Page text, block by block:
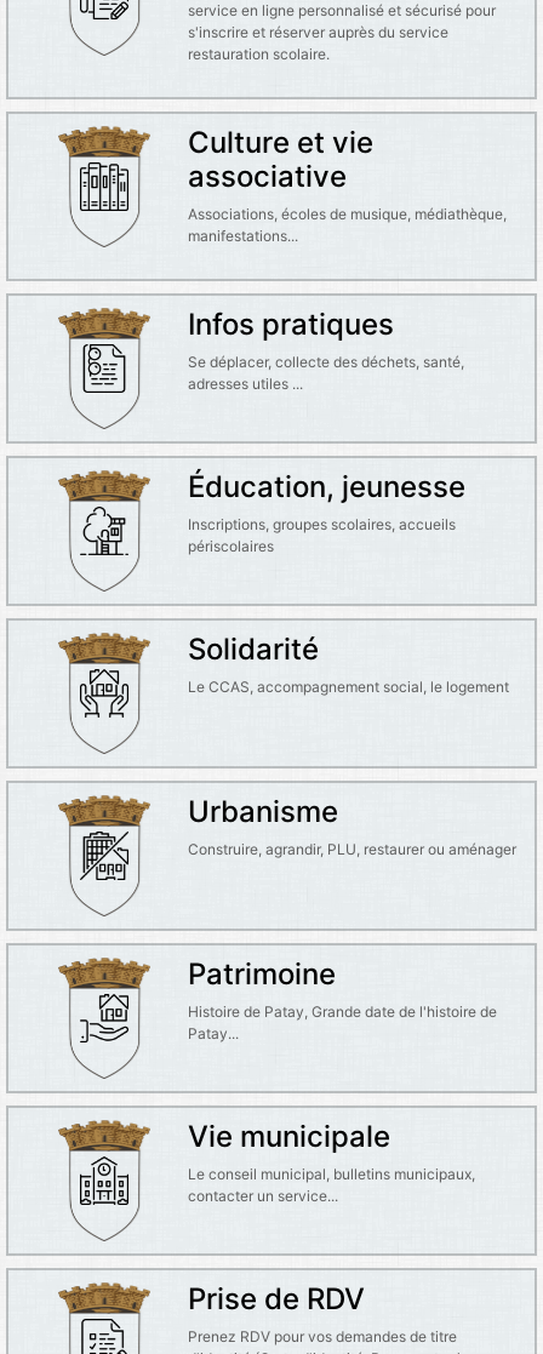
service en ligne personnalisé et sécurisé pour
s'inscrire et réserver auprès du service
restauration scolaire.
Culture et vie
associative
Associations, écoles de musique, médiathèque,
manifestations...
Infos pratiques
Se déplacer, collecte des déchets, santé,
adresses utiles ...
Éducation, jeunesse
Inscriptions, groupes scolaires, accueils
périscolaires
Solidarité
Le CCAS, accompagnement social, le logement
Urbanisme
Construire, agrandir, PLU, restaurer ou aménager
Patrimoine
Histoire de Patay, Grande date de l'histoire de
Patay...
Vie municipale
Le conseil municipal, bulletins municipaux,
contacter un service...
Prise de RDV
Prenez RDV pour vos demandes de titre